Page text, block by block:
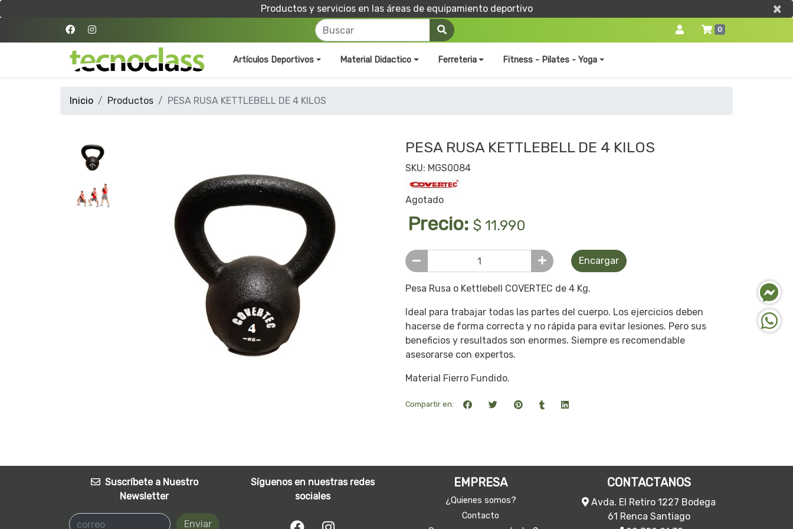
Productos y servicios en las áreas de equipamiento deportivo ×
×
0
Artículos Deportivos Material Didactico Ferreteria Fitness - Pilates - Yoga
Inicio Productos PESA RUSA KETTLEBELL DE 4 KILOS
PESA RUSA KETTLEBELL DE 4 KILOS
SKU: MGS0084
Agotado
Precio: $ 11.990
Encargar
Pesa Rusa o Kettlebell COVERTEC de 4 Kg.
Ideal para trabajar todas las partes del cuerpo. Los ejercicios deben
hacerse de forma correcta y no rápida para evitar lesiones. Pero sus
beneficios y resultados son enormes. Siempre es recomendable
asesorarse con expertos.
Material Fierro Fundido.
Compartir en:
Suscríbete a Nuestro
Newsletter
Enviar
Síguenos en nuestras redes
sociales
EMPRESA
¿Quienes somos?
Contacto
CONTACTANOS
Avda. El Retiro 1227 Bodega
61 Renca Santiago